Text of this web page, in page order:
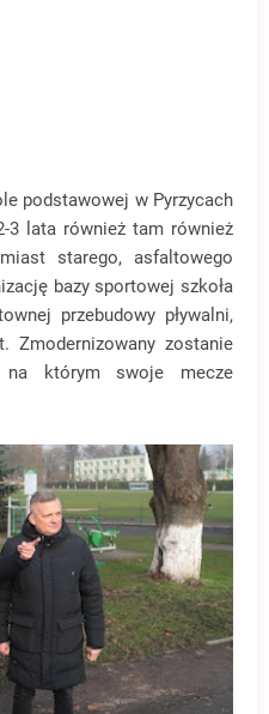
podstawowej w Pyrzycach
3 lata również tam również
starego, asfaltowego
bazy sportowej szkoła
przebudowy pływalni,
Zmodernizowany zostanie
na którym swoje mecze